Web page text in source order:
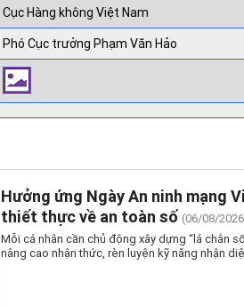
Cục Hàng không Việt Nam
Phó Cục trưởng Phạm Văn Hảo
Hưởng ứng Ngày An ninh mạng
thiết thực về an toàn số (06/08/
Mỗi cá nhân cần chủ động xây dựng “lá chắn
nâng cao nhận thức, rèn luyện kỹ năng nhận